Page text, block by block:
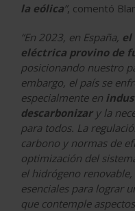
la eólica”, comentó
“En 2023, en España, el
eléctrica provino de
posicionando nuestro
embargo, el país se
especialmente en
descarbonizary la
para todos. La
carbono y normas de
optimización del
el hidrógeno
esenciales para lograr
que contemple